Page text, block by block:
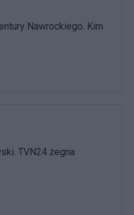
Nawrockiego. Kim
TVN24 żegna